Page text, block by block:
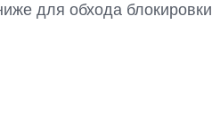
для обхода блокировки